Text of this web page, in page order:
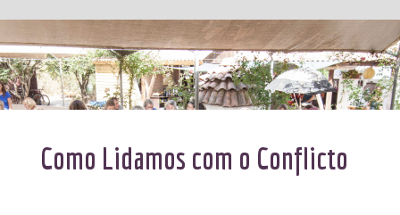
Como Lidamos com o Conflicto